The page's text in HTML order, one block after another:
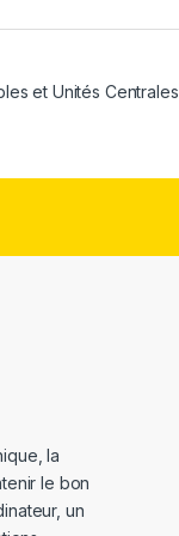
et Unités Centrales
la
le bon
un